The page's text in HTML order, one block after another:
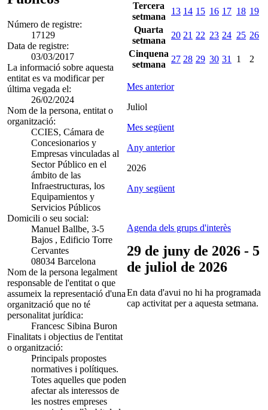
Número de registre:
17129
Data de registre:
03/03/2017
La informació sobre aquesta
entitat es va modificar per
última vegada el:
26/02/2024
Nom de la persona, entitat o
organització:
CCIES, Cámara de
Concesionarios y
Empresas vinculadas al
Sector Público en el
ámbito de las
Infraestructuras, los
Equipamientos y
Servicios Públicos
Domicili o seu social:
Manuel Ballbe, 3-5
Bajos , Edificio Torre
Cervantes
08034 Barcelona
Nom de la persona legalment
responsable de l'entitat o que
assumeix la representació d'una
organització que no té
personalitat jurídica:
Francesc Sibina Buron
Finalitats i objectius de l'entitat
o organització:
Principals propostes
normatives i polítiques.
Totes aquelles que poden
afectar als interessos de
les nostres empreses
Tercera
setmana
13 14 15 16 17 18 19
Quarta
setmana
20 21 22 23 24 25 26
Cinquena
setmana
27 28 29 30 31 1 2
Mes anterior
Juliol
Mes següent
Any anterior
2026
Any següent
Agenda dels grups d'interès
29 de juny de 2026 - 5
de juliol de 2026
En data d'avui no hi ha programada
cap activitat per a aquesta setmana.